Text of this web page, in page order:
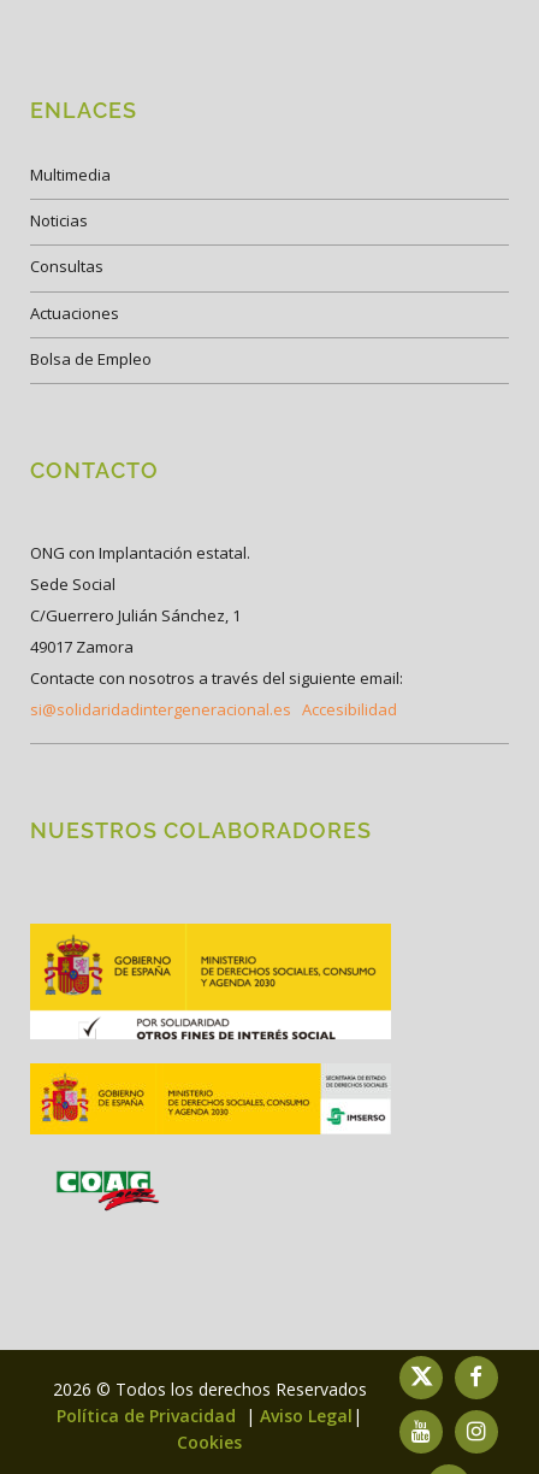
ENLACES
Multimedia
Noticias
Consultas
Actuaciones
Bolsa de Empleo
CONTACTO
ONG con Implantación estatal.
Sede Social
C/Guerrero Julián Sánchez, 1
49017 Zamora
Contacte con nosotros a través del siguiente email:
si@solidaridadintergeneracional.es Accesibilidad
NUESTROS COLABORADORES
2026 © Todos los derechos Reservados
Política de Privacidad
| Aviso Legal |
Cookies